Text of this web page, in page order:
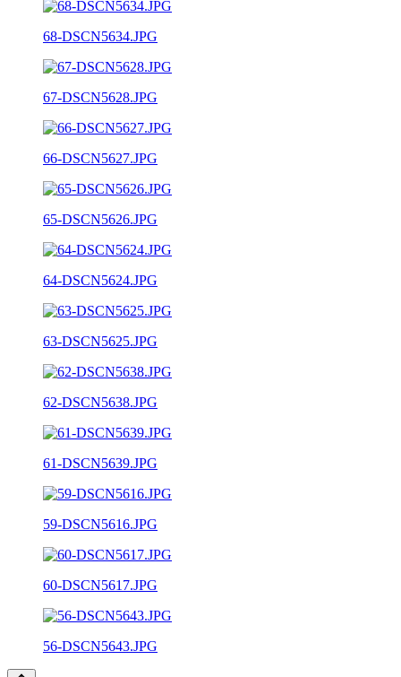
68-DSCN5634.JPG
67-DSCN5628.JPG
66-DSCN5627.JPG
65-DSCN5626.JPG
64-DSCN5624.JPG
63-DSCN5625.JPG
62-DSCN5638.JPG
61-DSCN5639.JPG
59-DSCN5616.JPG
60-DSCN5617.JPG
56-DSCN5643.JPG